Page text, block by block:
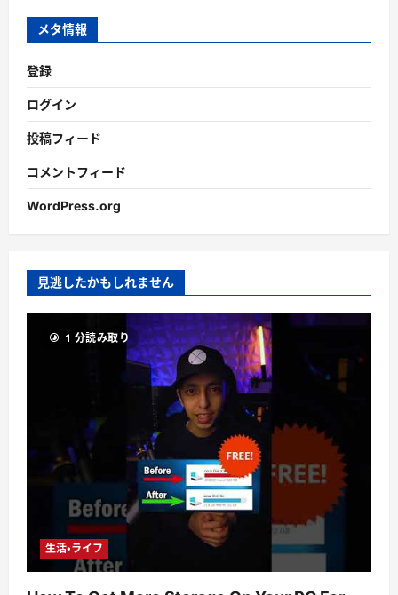
ブ
メタ情報
登録
ログイン
投稿フィード
コメントフィード
WordPress.org
見逃したかもしれません
1 分読み取り
生活・ライフ